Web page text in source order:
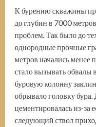
К бурению скважины
до глубин в 7000
проблем. Так было до
однородные прочные
метров начались менее
стало вызывать обвалы
буровую колонну
обрывало головку бура.
цементировалась из-за
следующий ствол